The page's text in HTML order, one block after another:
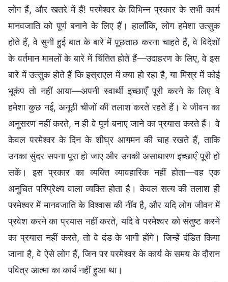
लोग हैं, और खतरे में हैं! परमेश्वर के विभिन्न प्रकार के सभी कार्य
मानवजाति को पूर्ण बनाने के लिए हैं। हालाँकि, लोग हमेशा उत्सुक
होते हैं, वे सुनी हुई बात के बारे में पूछताछ करना चाहते हैं, वे विदेशों
के वर्तमान मामलों के बारे में चिंतित होते हैं—उदाहरण के लिए, वे इस
बारे में उत्सुक होते हैं कि इस्राएल में क्या हो रहा है, या मिस्र में कोई
भूकंप तो नहीं आया—अपनी स्वार्थी इच्छाएँ पूरी करने के लिए वे
हमेशा कुछ नई, अनूठी चीजों की तलाश करते रहते हैं। वे जीवन का
अनुसरण नहीं करते, न ही वे पूर्ण बनाए जाने का प्रयास करते हैं। वे
केवल परमेश्वर के दिन के शीघ्र आगमन की चाह रखते हैं, ताकि
उनका सुंदर सपना पूरा हो जाए और उनकी असाधारण इच्छाएँ पूरी हो
सकें। इस प्रकार का व्यक्ति व्यावहारिक नहीं होता—वह एक
अनुचित परिप्रेक्ष्य वाला व्यक्ति होता है। केवल सत्य की तलाश ही
परमेश्वर में मानवजाति के विश्वास की नींव है, और यदि लोग जीवन में
प्रवेश करने का प्रयास नहीं करते, यदि वे परमेश्वर को संतुष्ट करने
का प्रयास नहीं करते, तो वे दंड के भागी होंगे। जिन्हें दंडित किया
जाना है, वे ऐसे लोग हैं, जिन पर परमेश्वर के कार्य के समय के दौरान
पवित्र आत्मा का कार्य नहीं हुआ था।